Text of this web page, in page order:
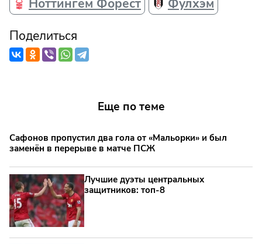
Ноттингем Форест
Фулхэм
Поделиться
Еще по теме
Сафонов пропустил два гола от «Мальорки» и был
заменён в перерыве в матче ПСЖ
Лучшие дуэты центральных
защитников: топ‑8